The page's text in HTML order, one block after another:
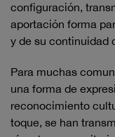
configuración,
aportación forma
y de su continuidad
Para muchas
una forma de
reconocimiento
toque, se han